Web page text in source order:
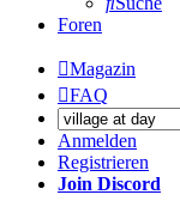
Foren
Magazin
FAQ
Anmelden
Registrieren
Join Discord